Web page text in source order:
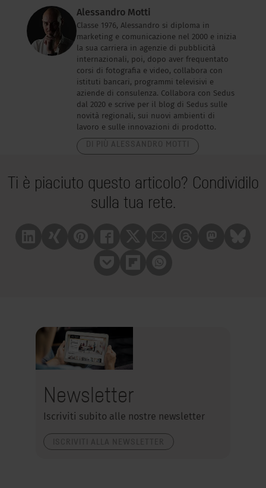
Alessandro Motti
Classe 1976, Alessandro si diploma in
marketing e comunicazione nel 2000 e inizia
la sua carriera in agenzie di pubblicità
internazionali, poi, dopo aver frequentato
corsi di fotografia e video, collabora con
istituti bancari, programmi televisivi e
aziende di consulenza. Collabora con Sedus
dal 2020 e scrive per il blog di Sedus sulle
novità regionali, sui nuovi ambienti di
lavoro e sulle innovazioni di prodotto.
Ti è piaciuto questo articolo? Condividilo
sulla tua rete.
Newsletter
Iscriviti subito alle nostre newsletter